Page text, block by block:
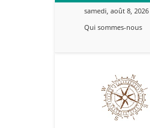
samedi, août 8, 2026
Qui sommes-nous